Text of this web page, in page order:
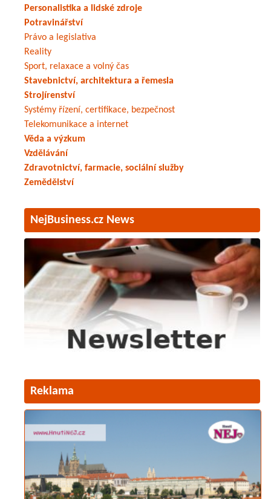
Personalistika a lidské zdroje
Potravinářství
Právo a legislativa
Reality
Sport, relaxace a volný čas
Stavebnictví, architektura a řemesla
Strojírenství
Systémy řízení, certifikace, bezpečnost
Telekomunikace a internet
Věda a výzkum
Vzdělávání
Zdravotnictví, farmacie, sociální služby
Zemědělství
NejBusiness.cz News
Reklama